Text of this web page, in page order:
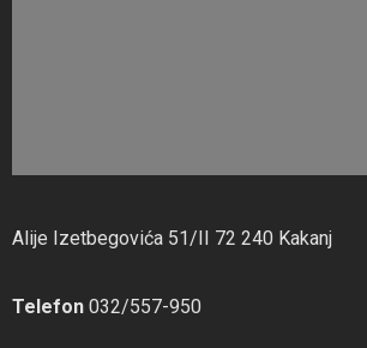
Alije Izetbegovića 51/II 72 240 Kakanj
Telefon 032/557-950